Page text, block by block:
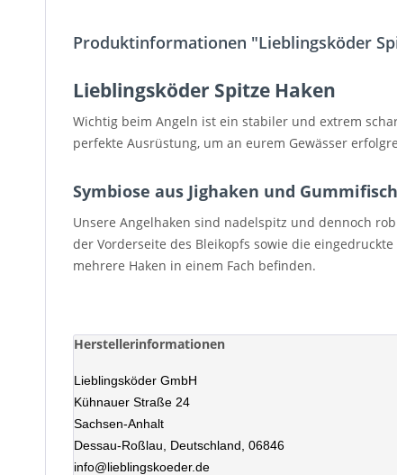
Produktinformationen "Lieblingsköder
Lieblingsköder Spitze Haken
Wichtig beim Angeln ist ein stabiler und extrem
perfekte Ausrüstung, um an eurem Gewässer
Symbiose aus Jighaken und Gummifisch
Unsere Angelhaken sind nadelspitz und dennoch
der Vorderseite des Bleikopfs sowie die
mehrere Haken in einem Fach befinden.
Herstellerinformationen
Lieblingsköder GmbH
Kühnauer Straße 24
Sachsen-Anhalt
Dessau-Roßlau, Deutschland, 06846
info@lieblingskoeder.de